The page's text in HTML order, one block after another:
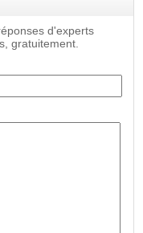
d'experts
gratuitement.